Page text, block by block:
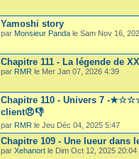
Yamoshi story
par Monsieur Panda le Sam Nov 16,
Chapitre 111 - La légende de
par RMR le Mer Jan 07, 2026 4:39
Chapitre 110 - Univers 7 -
client😠👎
par RMR le Jeu Déc 04, 2025 5:47
Chapitre 109 - Une lueur dans
par Xehanort le Dim Oct 12, 2025 20:04